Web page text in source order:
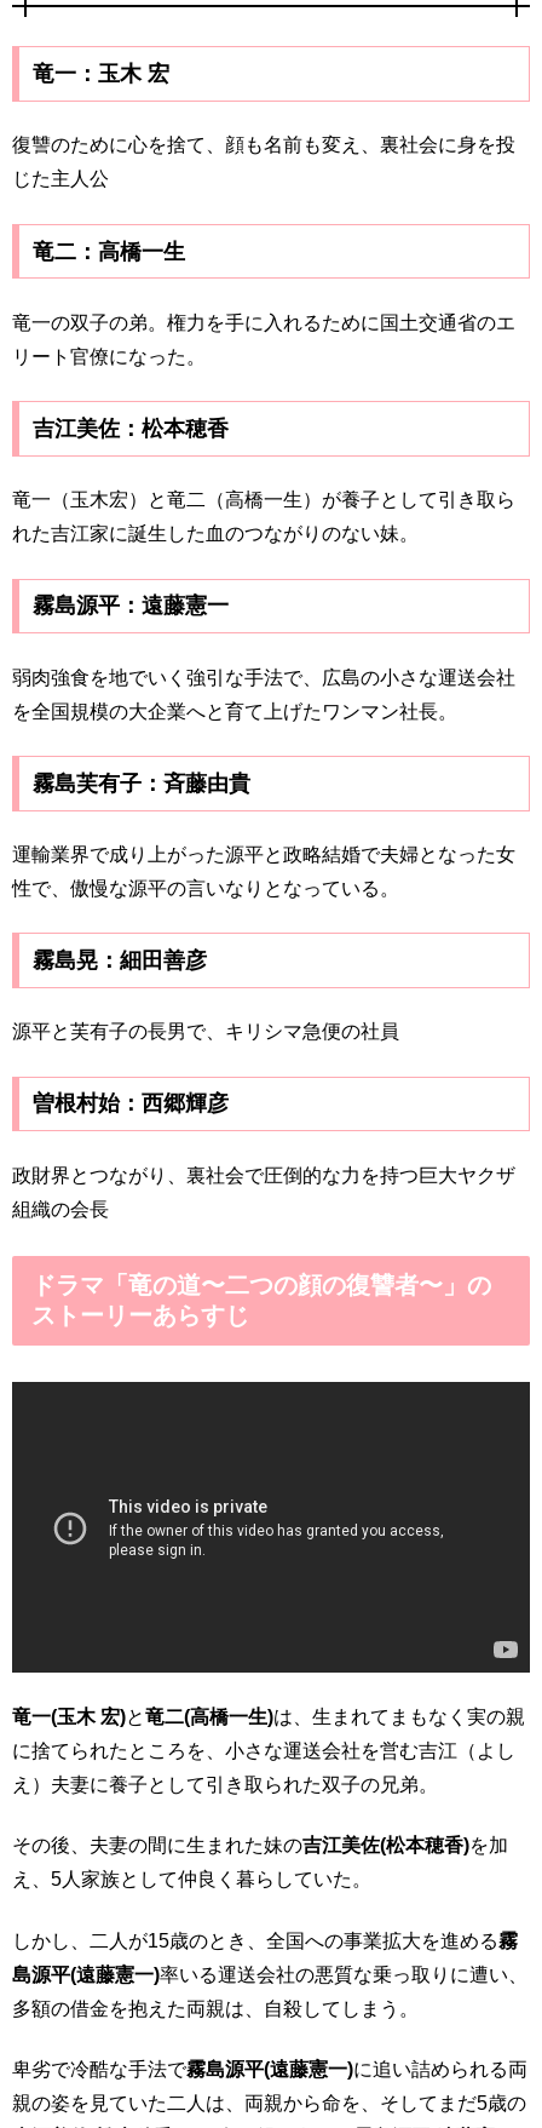
竜一：玉木 宏
復讐のために心を捨て、顔も名前も変え、裏社会に身を投
じた主人公
竜二：高橋一生
竜一の双子の弟。権力を手に入れるために国土交通省のエ
リート官僚になった。
吉江美佐：松本穂香
竜一（玉木宏）と竜二（高橋一生）が養子として引き取ら
れた吉江家に誕生した血のつながりのない妹。
霧島源平：遠藤憲一
弱肉強食を地でいく強引な手法で、広島の小さな運送会社
を全国規模の大企業へと育て上げたワンマン社長。
霧島芙有子：斉藤由貴
運輸業界で成り上がった源平と政略結婚で夫婦となった女
性で、傲慢な源平の言いなりとなっている。
霧島晃：細田善彦
源平と芙有子の長男で、キリシマ急便の社員
曽根村始：西郷輝彦
政財界とつながり、裏社会で圧倒的な力を持つ巨大ヤクザ
組織の会長
ドラマ「竜の道〜二つの顔の復讐者〜」の
ストーリーあらすじ
竜一(玉木 宏)と竜二(高橋一生)は、生まれてまもなく実の親
に捨てられたところを、小さな運送会社を営む吉江（よし
え）夫妻に養子として引き取られた双子の兄弟。
その後、夫妻の間に生まれた妹の吉江美佐(松本穂香)を加
え、5人家族として仲良く暮らしていた。
しかし、二人が15歳のとき、全国への事業拡大を進める霧
島源平(遠藤憲一)率いる運送会社の悪質な乗っ取りに遭い、
多額の借金を抱えた両親は、自殺してしまう。
卑劣で冷酷な手法で霧島源平(遠藤憲一)に追い詰められる両
親の姿を見ていた二人は、両親から命を、そしてまだ5歳の